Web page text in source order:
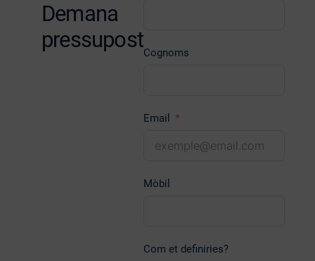
Demana
pressupostCognoms
Email
Mòbil
Com et definiries?